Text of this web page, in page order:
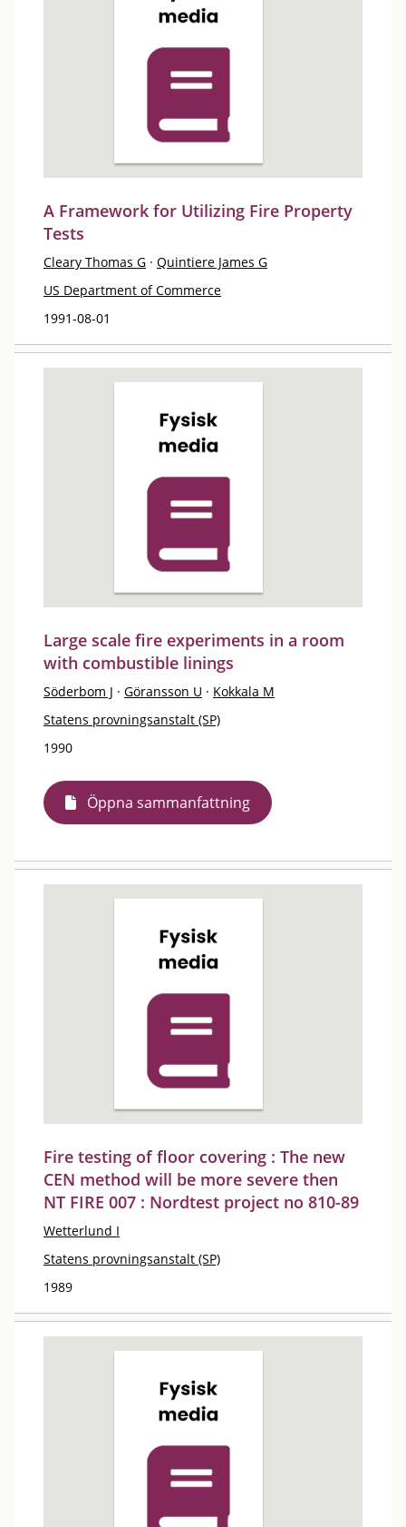
A Framework for Utilizing Fire Property
Tests
Cleary Thomas G · Quintiere James G
US Department of Commerce
1991-08-01
Large scale fire experiments in a room
with combustible linings
Söderbom J · Göransson U · Kokkala M
Statens provningsanstalt (SP)
1990
Öppna sammanfattning
Fire testing of floor covering : The new
CEN method will be more severe then
NT FIRE 007 : Nordtest project no 810-89
Wetterlund I
Statens provningsanstalt (SP)
1989